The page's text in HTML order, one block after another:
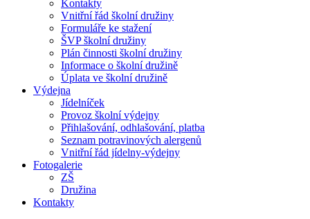
Kontakty
Vnitřní řád školní družiny
Formuláře ke stažení
ŠVP školní družiny
Plán činnosti školní družiny
Informace o školní družině
Úplata ve školní družině
Výdejna
Jídelníček
Provoz školní výdejny
Přihlašování, odhlašování, platba
Seznam potravinových alergenů
Vnitřní řád jídelny-výdejny
Fotogalerie
ZŠ
Družina
Kontakty